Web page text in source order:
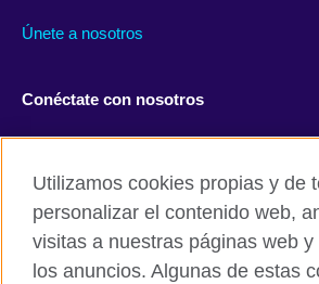
Únete a nosotros
Conéctate con nosotros
Utilizamos cookies propias y de
personalizar el contenido web,
visitas a nuestras páginas web
los anuncios. Algunas de estas